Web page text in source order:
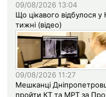
09/08/2026 13:04
Що цікавого відбулося
тижні (відео)
09/08/2026 11:27
Мешканці
пройти КТ та МРТ за